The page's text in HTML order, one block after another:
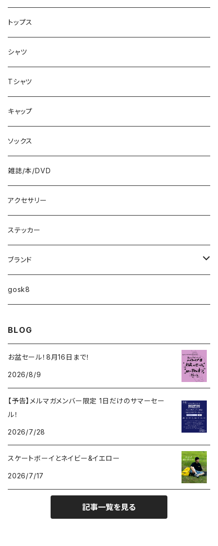
シューズ
バッグ
8.2インチ
8.3インチ
8.4インチ
8.5インチ
8.6インチ
8.7インチ
9インチ
9.2インチ
10インチ
ファンシェイプ
トップス
シャツ
Tシャツ
キャップ
ソックス
雑誌/本/DVD
アクセサリー
ステッカー
ブランド
HIGHFIVE
MELLOW CONCAVE LOVERS CLUB
DISQUALIFYING FOUL
ISHOD TENNIS BALL COLLECTION
NIKE SB FC COLLECTION
BLAZER MID
ANTI HERO
CHOCOLATE
gosk8
BLOG
お盆セール！8月16日まで！
2026/8/9
【予告】メルマガメンバー限定 1日だけのサマーセー
ル！
2026/7/28
スケートボーイとネイビー&イエロー
2026/7/17
記事一覧を見る